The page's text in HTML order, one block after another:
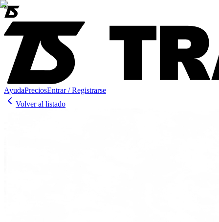
AyudaPreciosEntrar / Registrarse
Volver al listado